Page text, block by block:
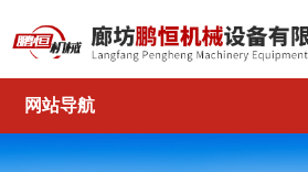
网站导航